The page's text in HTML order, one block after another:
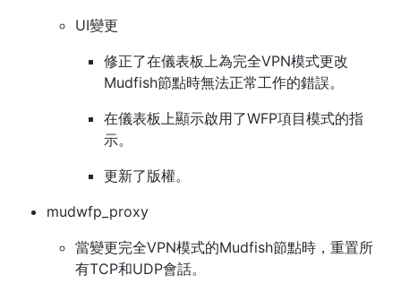
UI變更
修正了在儀表板上為完全VPN模式更改
Mudfish節點時無法正常工作的錯誤。
在儀表板上顯示啟用了WFP項目模式的指
示。
更新了版權。
mudwfp_proxy
當變更完全VPN模式的Mudfish節點時，重置所
有TCP和UDP會話。